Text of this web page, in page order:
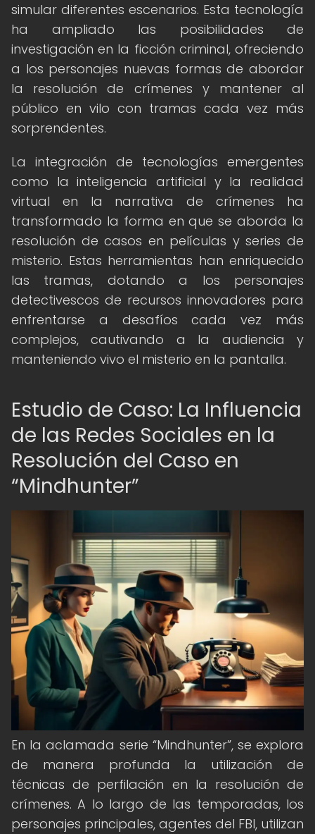
simular diferentes escenarios. Esta tecnología
ha ampliado las posibilidades de
investigación en la ficción criminal, ofreciendo
a los personajes nuevas formas de abordar
la resolución de crímenes y mantener al
público en vilo con tramas cada vez más
sorprendentes.
La integración de tecnologías emergentes
como la inteligencia artificial y la realidad
virtual en la narrativa de crímenes ha
transformado la forma en que se aborda la
resolución de casos en películas y series de
misterio. Estas herramientas han enriquecido
las tramas, dotando a los personajes
detectivescos de recursos innovadores para
enfrentarse a desafíos cada vez más
complejos, cautivando a la audiencia y
manteniendo vivo el misterio en la pantalla.
Estudio de Caso: La Influencia
de las Redes Sociales en la
Resolución del Caso en
“Mindhunter”
En la aclamada serie “Mindhunter”, se explora
de manera profunda la utilización de
técnicas de perfilación en la resolución de
crímenes. A lo largo de las temporadas, los
personajes principales, agentes del FBI, utilizan